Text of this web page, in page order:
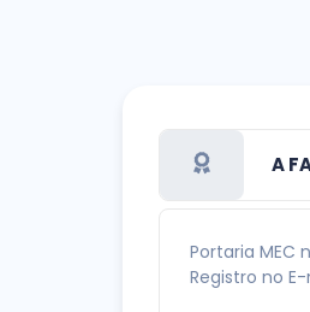
A
Portaria MEC
Registro no